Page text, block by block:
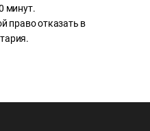
минут.
право отказать в